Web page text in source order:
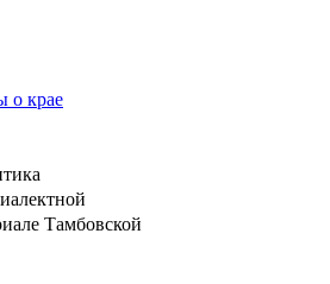
о крае
Тамбовской